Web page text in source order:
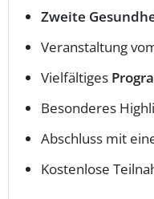
Zweite
Veranstaltung
Vielfältiges
Besonderes
Abschluss mit
Kostenlose